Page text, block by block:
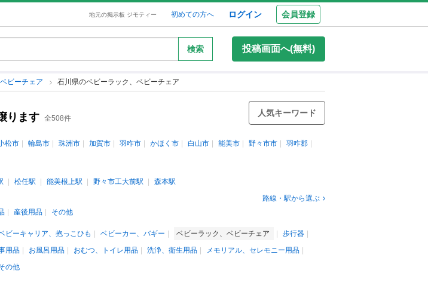
地元の掲示板 ジモティー 初めての方へ ログイン 会員登録
検索 投稿画面へ(無料)
ビーチェア 石川県のベビーラック、ベビーチェア
ります 全508件
人気キーワード
松市 輪島市 珠洲市 加賀市 羽咋市 かほく市 白山市 能美市 野々市市
羽咋郡
松任駅 能美根上駅 野々市工大前駅
森本駅
路線・駅から選ぶ
産後用品 その他
ビーキャリア、抱っこひも ベビーカー、バギー ベビーラック、ベビーチェア
歩行器
用品 お風呂用品 おむつ、トイレ用品 洗浄、衛生用品
メモリアル、セレモニー用品
の他